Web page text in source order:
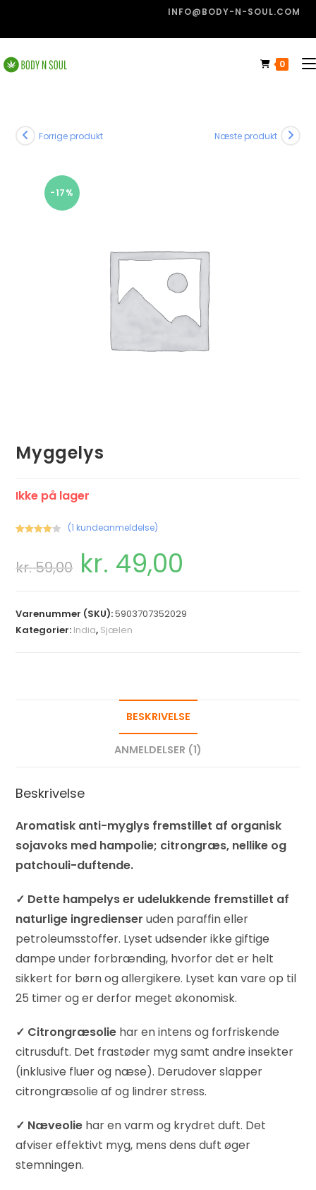
INFO@BODY-N-SOUL.COM
0
-17%
Forrige produkt Næste produkt
Myggelys
Ikke på lager
4.00ud af
(1 kundeanmeldelse)
kr.59,00 kr. 49,00
Varenummer (SKU):5903707352029
Kategorier: India, Sjælen
BESKRIVELSE
ANMELDELSER (1)
Beskrivelse
Aromatisk anti-myglys fremstillet af organisk
sojavoks med hampolie; citrongræs, nellike og
patchouli-duftende.
✓ Dette hampelys er udelukkende fremstillet af
naturlige ingredienser uden paraffin eller
petroleumsstoffer. Lyset udsender ikke giftige
dampe under forbrænding, hvorfor det er helt
sikkert for børn og allergikere. Lyset kan vare op til
25 timer og er derfor meget økonomisk.
✓ Citrongræsolie har en intens og forfriskende
citrusduft. Det frastøder myg samt andre insekter
(inklusive fluer og næse). Derudover slapper
citrongræsolie af og lindrer stress.
✓ Næveolie har en varm og krydret duft. Det
afviser effektivt myg, mens dens duft øger
stemningen.